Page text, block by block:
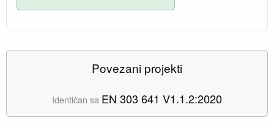
Povezani projekti
Identičan sa EN 303 641 V1.1.2:2020